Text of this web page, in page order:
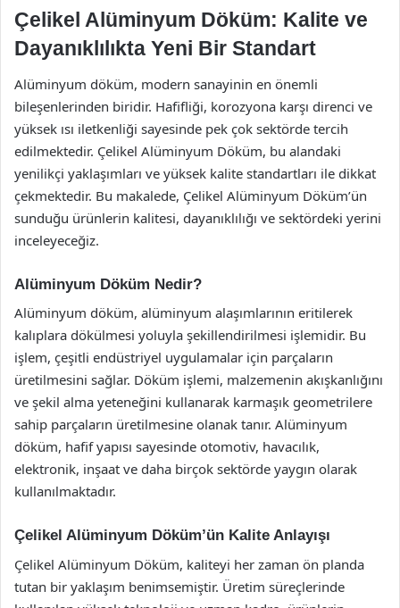
Çelikel Alüminyum Döküm: Kalite ve
Dayanıklılıkta Yeni Bir Standart
Alüminyum döküm, modern sanayinin en önemli
bileşenlerinden biridir. Hafifliği, korozyona karşı direnci ve
yüksek ısı iletkenliği sayesinde pek çok sektörde tercih
edilmektedir. Çelikel Alüminyum Döküm, bu alandaki
yenilikçi yaklaşımları ve yüksek kalite standartları ile dikkat
çekmektedir. Bu makalede, Çelikel Alüminyum Döküm’ün
sunduğu ürünlerin kalitesi, dayanıklılığı ve sektördeki yerini
inceleyeceğiz.
Alüminyum Döküm Nedir?
Alüminyum döküm, alüminyum alaşımlarının eritilerek
kalıplara dökülmesi yoluyla şekillendirilmesi işlemidir. Bu
işlem, çeşitli endüstriyel uygulamalar için parçaların
üretilmesini sağlar. Döküm işlemi, malzemenin akışkanlığını
ve şekil alma yeteneğini kullanarak karmaşık geometrilere
sahip parçaların üretilmesine olanak tanır. Alüminyum
döküm, hafif yapısı sayesinde otomotiv, havacılık,
elektronik, inşaat ve daha birçok sektörde yaygın olarak
kullanılmaktadır.
Çelikel Alüminyum Döküm’ün Kalite Anlayışı
Çelikel Alüminyum Döküm, kaliteyi her zaman ön planda
tutan bir yaklaşım benimsemiştir. Üretim süreçlerinde